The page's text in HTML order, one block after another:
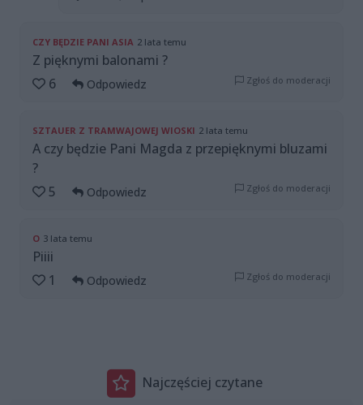
CZY BĘDZIE PANI ASIA 2 lata temu
Z pięknymi balonami ?
6
Odpowiedz Zgłoś do moderacji
SZTAUER Z TRAMWAJOWEJ WIOSKI 2 lata temu
A czy będzie Pani Magda z przepięknymi bluzami
?
5
Odpowiedz Zgłoś do moderacji
O 3 lata temu
Piiii
1
Odpowiedz Zgłoś do moderacji
Najczęściej czytane